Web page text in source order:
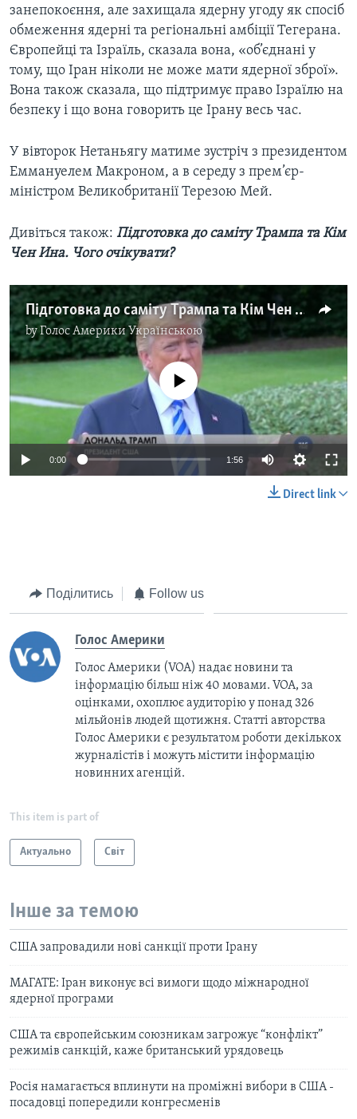
занепокоєння, але захищала ядерну угоду як спосіб
обмеження ядерні та регіональні амбіції Тегерана.
Європейці та Ізраїль, сказала вона, «об’єднані у
тому, що Іран ніколи не може мати ядерної зброї».
Вона також сказала, що підтримує право Ізраїлю на
безпеку і що вона говорить це Ірану весь час.
У вівторок Нетаньягу матиме зустріч з президентом
Еммануелем Макроном, а в середу з прем’єр-
міністром Великобританії Терезою Мей.
Дивіться також: Підготовка до саміту Трампа та Кім
Чен Ина. Чого очікувати?
Підготовка до саміту Трампа та Кім Чен Ина. Чого очікувати? Відео
byГолос Америки Українською
No media source currently available
0:00 1:56
Direct link
Поділитись Follow us
Голос Америки
Голос Америки (VOA) надає новини та
інформацію більш ніж 40 мовами. VOA, за
оцінками, охоплює аудиторію у понад 326
мільйонів людей щотижня. Статті авторства
Голос Америки є результатом роботи декількох
журналістів і можуть містити інформацію
новинних агенцій.
This item is part of
Актуально Світ
Інше за темою
США запровадили нові санкції проти Ірану
МАГАТЕ: Іран виконує всі вимоги щодо міжнародної
ядерної програми
США та європейським союзникам загрожує “конфлікт”
режимів санкцій, каже британський урядовець
Росія намагається вплинути на проміжні вибори в США -
посадовці попередили конгресменів